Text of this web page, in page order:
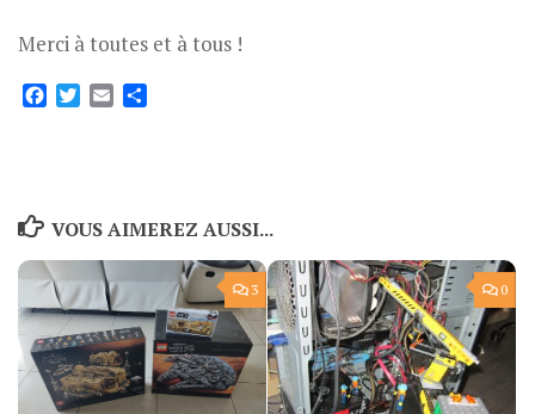
Merci à toutes et à tous !
Facebook
Twitter
Email
VOUS AIMEREZ AUSSI...
3 0